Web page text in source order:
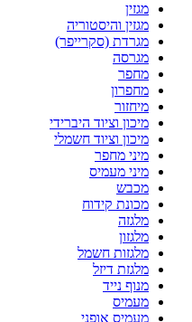
מגזין
מגזין והיסטוריה
מגרדת (סקרייפר)
מגרסה
מחפר
מחפרון
מיחזור
מיכון וציוד היברידי
מיכון וציוד חשמלי
מיני מחפר
מיני מעמיס
מכבש
מכונת קידוח
מלגזה
מלגזון
מלגזות חשמל
מלגזת דיזל
מנוף נייד
מעמיס
מעמיס אופני